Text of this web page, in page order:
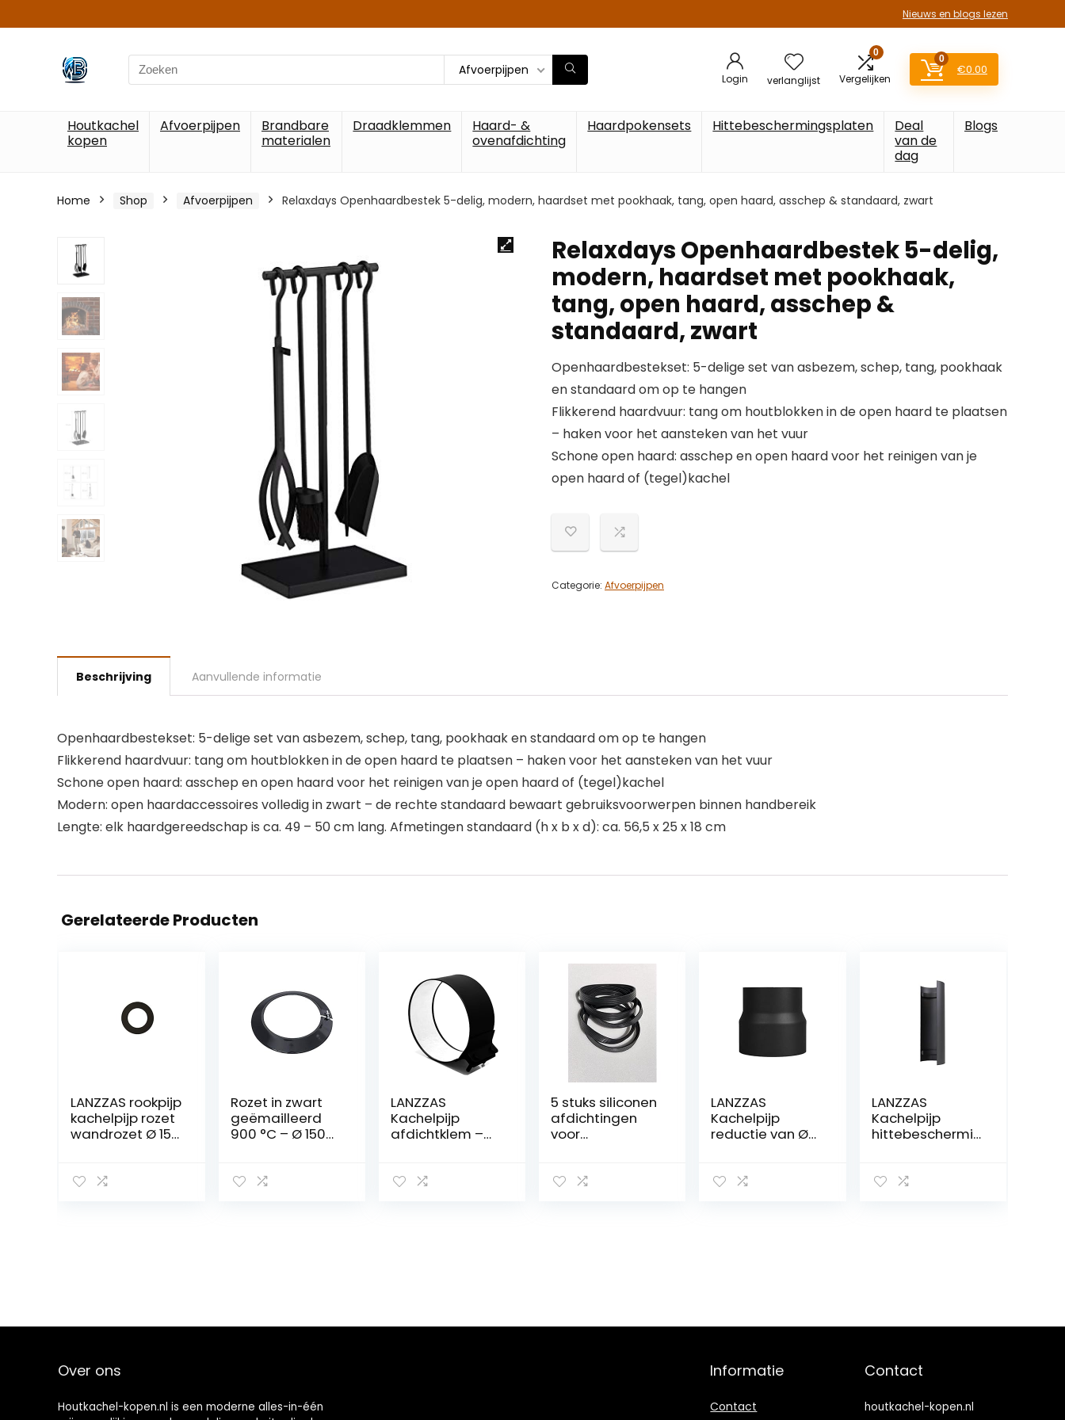
Nieuws en blogs lezen
Search
for:
Afvoerpijpen
Login verlanglijst
0
Vergelijken
0
€0.00
Houtkachel
kopen
Afvoerpijpen
Brandbare
materialen
Draadklemmen
Haard- &
ovenafdichting
Haardpokensets Hittebeschermingsplaten
Deal
van de
dag
Blogs
Home Shop Afvoerpijpen Relaxdays Openhaardbestek 5-delig, modern, haardset met pookhaak, tang, open haard, asschep & standaard, zwart
Relaxdays Openhaardbestek 5-delig,
modern, haardset met pookhaak,
tang, open haard, asschep &
standaard, zwart
Openhaardbestekset: 5-delige set van asbezem, schep, tang, pookhaak
en standaard om op te hangen
Flikkerend haardvuur: tang om houtblokken in de open haard te plaatsen
– haken voor het aansteken van het vuur
Schone open haard: asschep en open haard voor het reinigen van je
open haard of (tegel)kachel
Categorie: Afvoerpijpen
Beschrijving Aanvullende informatie
Openhaardbestekset: 5-delige set van asbezem, schep, tang, pookhaak en standaard om op te hangen
Flikkerend haardvuur: tang om houtblokken in de open haard te plaatsen – haken voor het aansteken van het vuur
Schone open haard: asschep en open haard voor het reinigen van je open haard of (tegel)kachel
Modern: open haardaccessoires volledig in zwart – de rechte standaard bewaart gebruiksvoorwerpen binnen handbereik
Lengte: elk haardgereedschap is ca. 49 – 50 cm lang. Afmetingen standaard (h x b x d): ca. 56,5 x 25 x 18 cm
Gerelateerde Producten
LANZZAS rookpijp
kachelpijp rozet
wandrozet Ø 150
Rozet in zwart
geëmailleerd
900 °C – Ø 150
haarden
LANZZAS
Kachelpijp
afdichtklem –
zwart | rookbuis
5 stuks siliconen
afdichtingen
voor
(diameter 80
LANZZAS
Kachelpijp
reductie van Ø
zwart-metallic
LANZZAS
Kachelpijp
hittebeschermin
voor diameter Ø
Over ons
Houtkachel-kopen.nl is een moderne alles-in-één
Informatie
Contact
Contact
houtkachel-kopen.nl